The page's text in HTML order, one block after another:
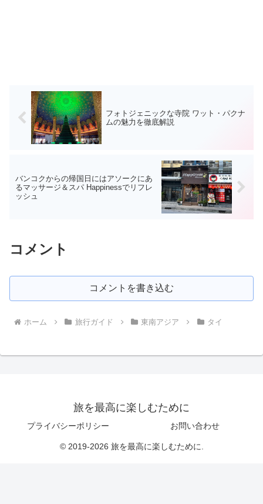
フォトジェニックな寺院 ワット・パクナ
ムの魅力を徹底解説
バンコクからの帰国日にはアソークにあ
るマッサージ＆スパ Happinessでリフレ
ッシュ
コメント
コメントを書き込む
ホーム 旅行ガイド 東南アジア タイ
旅を最高に楽しむために
プライバシーポリシー お問い合わせ
© 2019-2026 旅を最高に楽しむために.